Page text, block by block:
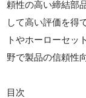
頼性の高い締結部
して高い評価を得
トやホーローセッ
野で製品の信頼性
目次